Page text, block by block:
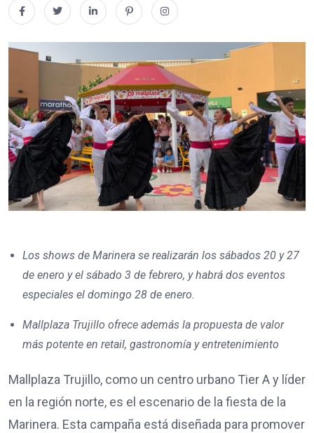
Los shows de Marinera se realizarán los sábados 20 y 27
de enero y el sábado 3 de febrero, y habrá dos eventos
especiales el domingo 28 de enero.
Mallplaza Trujillo ofrece además la propuesta de valor
más potente en retail, gastronomía y entretenimiento
Mallplaza Trujillo, como un centro urbano Tier A y líder
en la región norte, es el escenario de la fiesta de la
Marinera. Esta campaña está diseñada para promover